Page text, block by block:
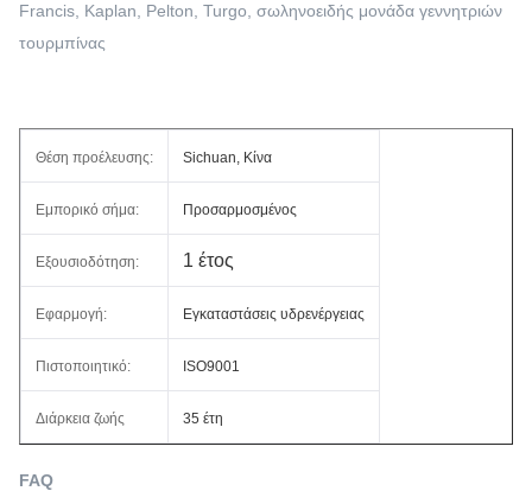
Francis, Kaplan, Pelton, Turgo, σωληνοειδής μονάδα γεννητριών
τουρμπίνας
Θέση προέλευσης: Sichuan, Κίνα
Εμπορικό σήμα: Προσαρμοσμένος
Εξουσιοδότηση: 1 έτος
Εφαρμογή: Εγκαταστάσεις υδρενέργειας
Πιστοποιητικό: ISO9001
Διάρκεια ζωής 35 έτη
FAQ